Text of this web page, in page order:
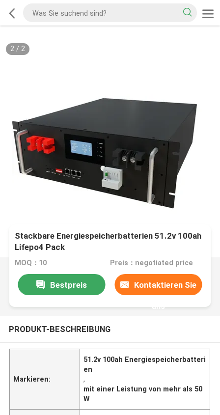
2/ 2
Stackbare Energiespeicherbatterien 51.2v 100ah
Lifepo4 Pack
MOQ：10 Preis：negotiated price
Bestpreis Kontaktieren Sie
uns
PRODUKT-BESCHREIBUNG
Markieren:
51.2v 100ah Energiespeicherbatteri
en
,
mit einer Leistung von mehr als 50
W